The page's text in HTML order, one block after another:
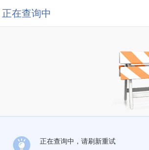
正在查询中
正在查询中，请刷新重试